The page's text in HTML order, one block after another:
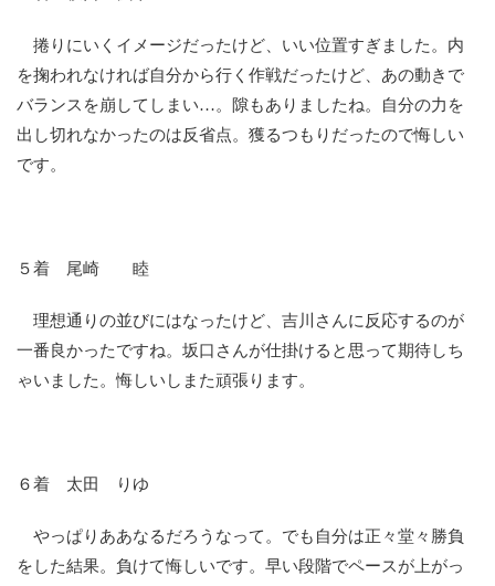
捲りにいくイメージだったけど、いい位置すぎました。内
を掬われなければ自分から行く作戦だったけど、あの動きで
バランスを崩してしまい…。隙もありましたね。自分の力を
出し切れなかったのは反省点。獲るつもりだったので悔しい
です。
５着 尾崎 睦
理想通りの並びにはなったけど、吉川さんに反応するのが
一番良かったですね。坂口さんが仕掛けると思って期待しち
ゃいました。悔しいしまた頑張ります。
６着 太田 りゆ
やっぱりああなるだろうなって。でも自分は正々堂々勝負
をした結果。負けて悔しいです。早い段階でペースが上がっ